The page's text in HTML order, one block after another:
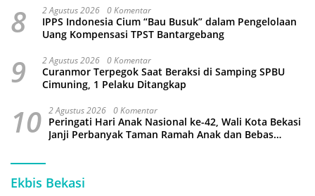
8 2 Agustus 2026 0 Komentar
IPPS Indonesia Cium “Bau Busuk” dalam Pengelolaan
Uang Kompensasi TPST Bantargebang
9 2 Agustus 2026 0 Komentar
Curanmor Terpegok Saat Beraksi di Samping SPBU
Cimuning, 1 Pelaku Ditangkap
10 2 Agustus 2026 0 Komentar
Peringati Hari Anak Nasional ke-42, Wali Kota Bekasi
Janji Perbanyak Taman Ramah Anak dan Bebas
Ekbis Bekasi